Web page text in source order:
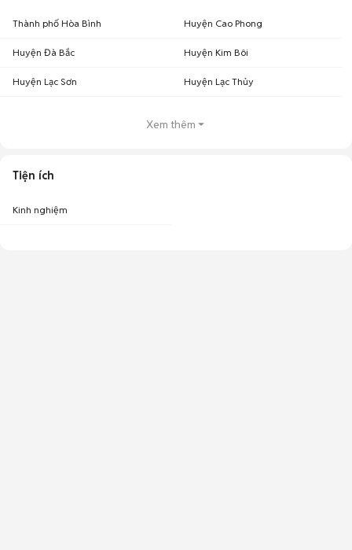
Thành phố Hòa Bình Huyện Cao Phong
Huyện Đà Bắc Huyện Kim Bôi
Huyện Lạc Sơn Huyện Lạc Thủy
Xem thêm
Tiện ích
Kinh nghiệm